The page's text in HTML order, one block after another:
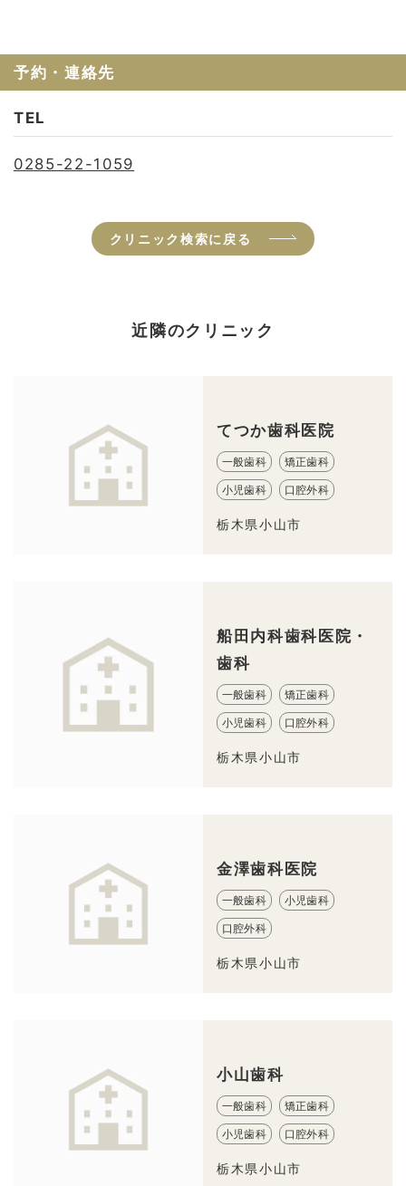
予約・連絡先
TEL
0285-22-1059
クリニック検索に戻る
近隣のクリニック
てつか歯科医院
一般歯科 矯正歯科
小児歯科 口腔外科
栃木県小山市
船田内科歯科医院・
歯科
一般歯科 矯正歯科
小児歯科 口腔外科
栃木県小山市
金澤歯科医院
一般歯科 小児歯科
口腔外科
栃木県小山市
小山歯科
一般歯科 矯正歯科
小児歯科 口腔外科
栃木県小山市